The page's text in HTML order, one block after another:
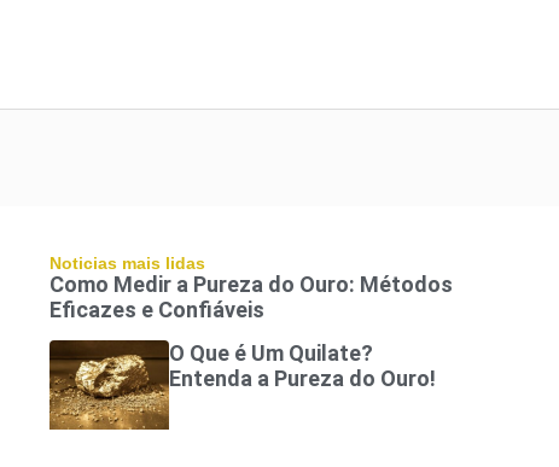
Noticias mais lidas
Como Medir a Pureza do Ouro: Métodos
Eficazes e Confiáveis
O Que é Um Quilate?
Entenda a Pureza do Ouro!